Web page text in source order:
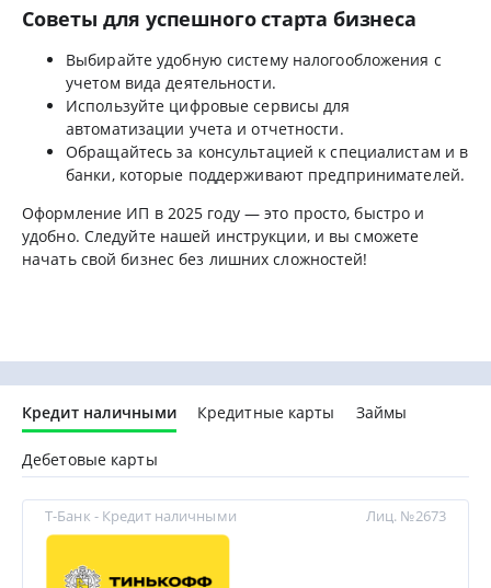
Советы для успешного старта бизнеса
Выбирайте удобную систему налогообложения с
учетом вида деятельности.
Используйте цифровые сервисы для
автоматизации учета и отчетности.
Обращайтесь за консультацией к специалистам и в
банки, которые поддерживают предпринимателей.
Оформление ИП в 2025 году — это просто, быстро и
удобно. Следуйте нашей инструкции, и вы сможете
начать свой бизнес без лишних сложностей!
Кредит наличными Кредитные карты Займы
Дебетовые карты
Т-Банк - Кредит наличными Лиц. №2673